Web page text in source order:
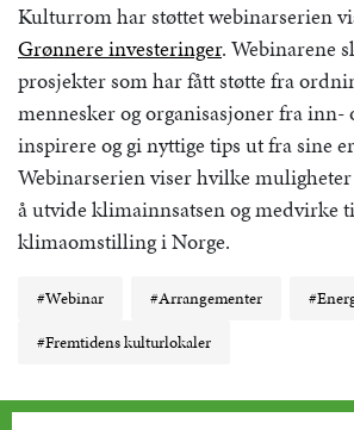
Kulturrom har støttet webinarserien
Grønnere investeringer. Webinarene
prosjekter som har fått støtte fra
mennesker og organisasjoner fra inn-
inspirere og gi nyttige tips ut fra sine
Webinarserien viser hvilke
å utvide klimainnsatsen og medvirke
klimaomstilling i Norge.
#Webinar #Arrangementer
#Fremtidens kulturlokaler